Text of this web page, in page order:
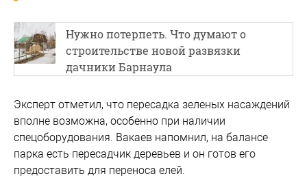
Нужно потерпеть. Что думают о
строительстве новой развязки
дачники Барнаула
Эксперт отметил, что пересадка зеленых насаждений
вполне возможна, особенно при наличии
спецоборудования. Вакаев напомнил, на балансе
парка есть пересадчик деревьев и он готов его
предоставить для переноса елей.